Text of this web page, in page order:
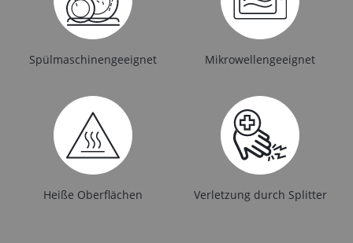
Spülmaschinengeeignet Mikrowellengeeignet
Heiße Oberflächen Verletzung durch Splitter